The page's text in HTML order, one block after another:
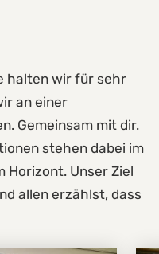
halten wir für sehr
an einer
Gemeinsam mit dir.
stehen dabei im
Horizont. Unser Ziel
allen erzählst, dass